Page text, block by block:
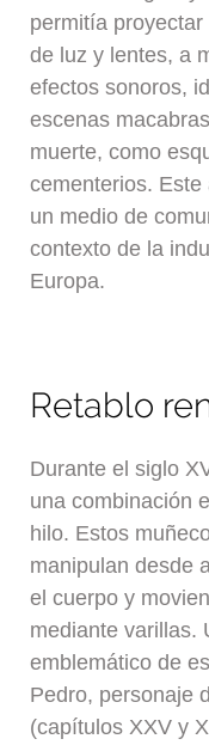
permitía
de luz y lentes, a
efectos sonoros,
escenas
muerte, como
cementerios.
un medio de
contexto de la
Europa.
Retablo
Durante el siglo
una combinación
hilo. Estos
manipulan desde
el cuerpo y
mediante varillas.
emblemático de
Pedro, personaje
(capítulos XXV y